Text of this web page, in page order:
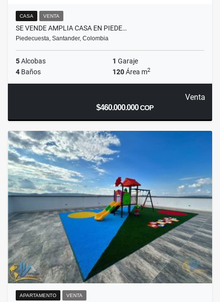
CASA VENTA
SE VENDE AMPLIA CASA EN PIEDE…
Piedecuesta, Santander, Colombia
5Alcobas 1 Garaje
4 Baños 120Área m2
Venta
$460.000.000COP
APARTAMENTO VENTA